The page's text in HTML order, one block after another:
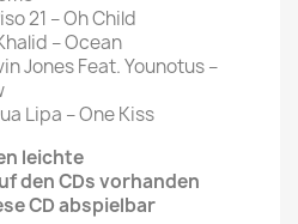
21 – Oh Child
– Ocean
Jones Feat. Younotus –
Lipa – One Kiss
leichte
den CDs vorhanden
CD abspielbar